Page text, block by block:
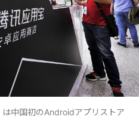
中国初のAndroidアプリストア